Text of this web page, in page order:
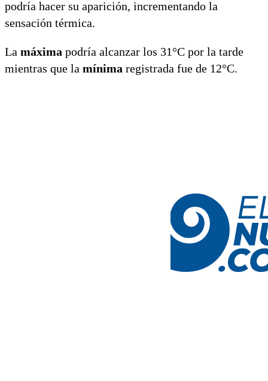
podría hacer su aparición, incrementando la
sensación térmica.
La máxima podría alcanzar los 31°C por la tarde
mientras que la mínima registrada fue de 12°C.